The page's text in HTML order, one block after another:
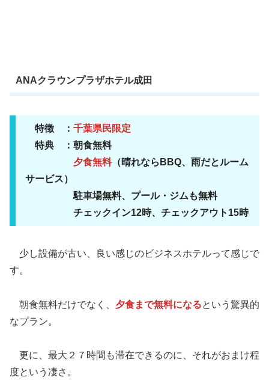
ANAクラウンプラザホテル成田
特徴 ： 千葉県民限定
特典 ：朝食無料
夕食無料（晴れならBBQ、雨だとルーム
サービス）
駐車場無料、プール・ジムも無料
チェックイン12時、チェックアウト15時
少し設備が古い、良い感じのビジネスホテルって感じで
す。
朝食無料だけでなく、 夕食まで無料になるという驚異的
なプラン。
更に、最大２７時間も滞在できるのに、それがおまけ程
度という凄さ。